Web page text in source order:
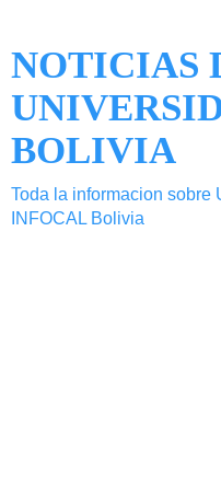
NOTICIAS
BOLIVIA
Toda la informacion sobre
INFOCAL Bolivia